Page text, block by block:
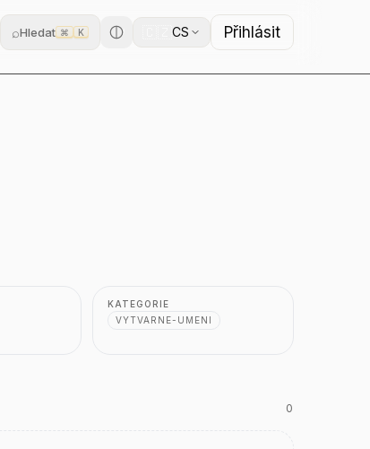
⌕Hledat ⌘ K CS Přihlásit
KATEGORIE
VYTVARNE-UMENI
0